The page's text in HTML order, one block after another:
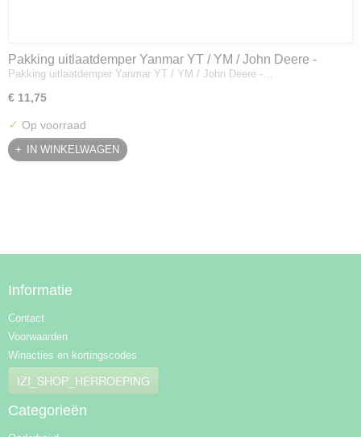
Pakking uitlaatdemper Yanmar YT / YM / John Deere -
128300-13230
Pakking uitlaatdemper Yanmar YT / YM / John Deere -…
€ 11,75
✓ Op voorraad
IN WINKELWAGEN
Informatie
Contact
Voorwaarden
Winacties en kortingscodes
IZI_SHOP_HERROEPING
Categorieën